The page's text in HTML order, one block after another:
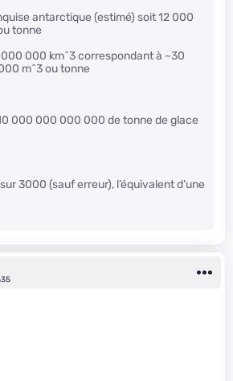
antarctique (estimé) soit 12 000
tonne
000 km^3 correspondant à ~30
m^3 ou tonne
000 000 000 000 de tonne de glace
3000 (sauf erreur), l’équivalent d’une